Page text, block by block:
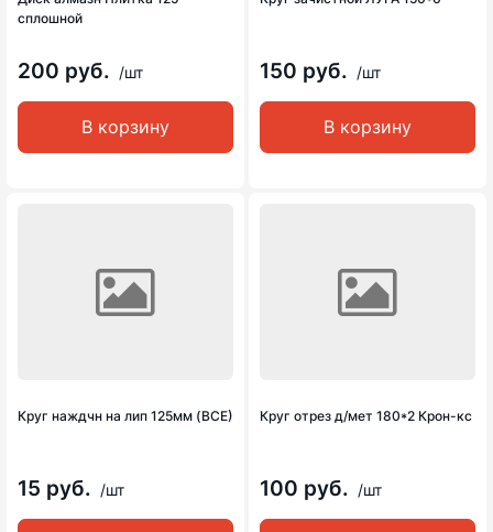
сплошной
200 руб. /шт
В корзину
150 руб. /шт
В корзину
Круг наждчн на лип 125мм (ВСЕ)
15 руб. /шт
Круг отрез д/мет 180*2 Крон-кс
100 руб. /шт